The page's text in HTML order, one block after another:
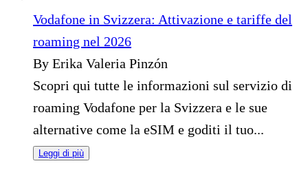
Vodafone in Svizzera: Attivazione e tariffe del
roaming nel 2026
By Erika Valeria Pinzón
Scopri qui tutte le informazioni sul servizio di
roaming Vodafone per la Svizzera e le sue
alternative come la eSIM e goditi il tuo...
Leggi di più